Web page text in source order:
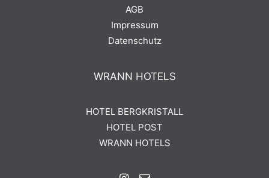
AGB
Impressum
Datenschutz
WRANN HOTELS
HOTEL BERGKRISTALL
HOTEL POST
WRANN HOTELS